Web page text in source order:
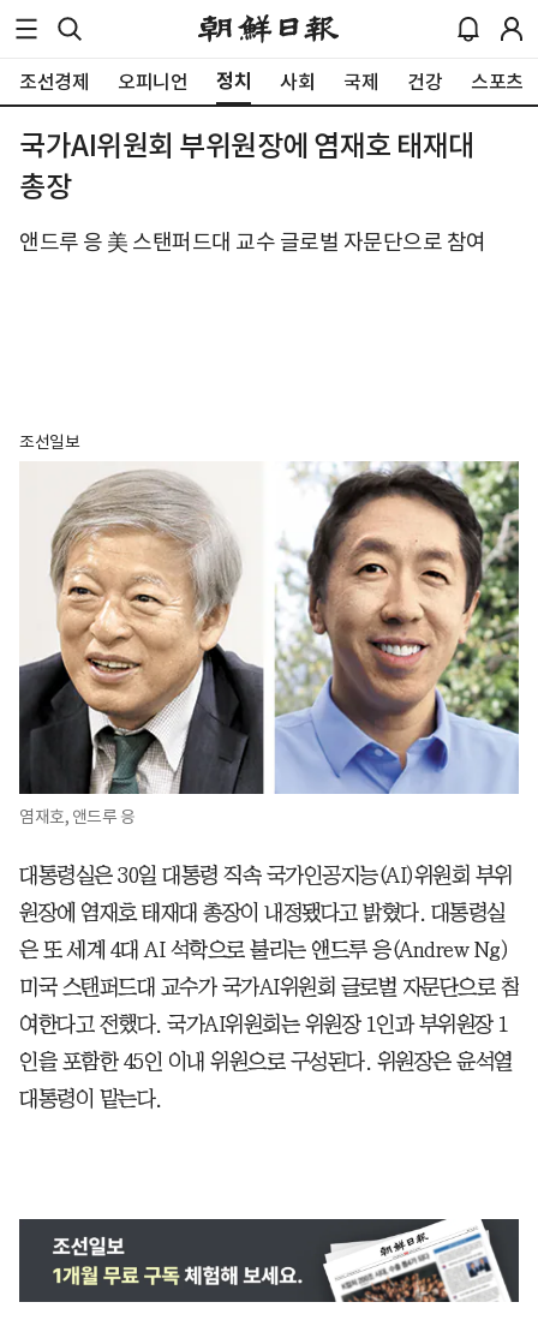
조선경제 오피니언 정치 사회 국제 건강 스포츠
국가AI위원회 부위원장에 염재호 태재대
총장
앤드루 응 美 스탠퍼드대 교수 글로벌 자문단으로 참여
조선일보
염재호, 앤드루 응
대통령실은 30일 대통령 직속 국가인공지능(AI)위원회 부위
원장에 염재호 태재대 총장이 내정됐다고 밝혔다. 대통령실
은 또 세계 4대 AI 석학으로 불리는 앤드루 응(Andrew Ng)
미국 스탠퍼드대 교수가 국가AI위원회 글로벌 자문단으로 참
여한다고 전했다. 국가AI위원회는 위원장 1인과 부위원장 1
인을 포함한 45인 이내 위원으로 구성된다. 위원장은 윤석열
대통령이 맡는다.